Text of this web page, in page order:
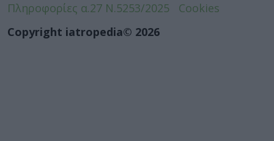
Πληροφορίες α.27 Ν.5253/2025
Cookies
Copyright iatropedia© 2026